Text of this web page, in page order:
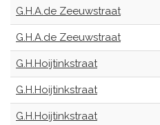
G.H.A.de Zeeuwstraat
G.H.A.de Zeeuwstraat
G.H.Hoijtinkstraat
G.H.Hoijtinkstraat
G.H.Hoijtinkstraat